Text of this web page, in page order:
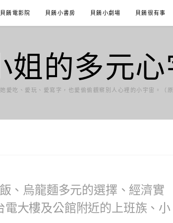
貝餚電影院 貝餚小書房 貝餚小劇場 貝餚很有事
姐的多元心
愛吃、愛玩、愛寫字，也愛偷偷觀察別人心裡的小宇宙。（
、烏龍麵多元的選擇、經濟實
大樓及公館附近的上班族、小